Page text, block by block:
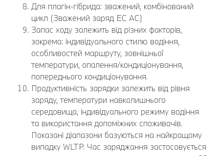
Для плагін-гібрида: зважений, комбінований
цикл (Зважений заряд EC AC)
Запас ходу залежить від різних факторів,
зокрема: індивідуального стилю водіння,
особливостей маршруту, зовнішньої
температури, опалення/кондиціонування,
попереднього кондиціонування.
Продуктивність зарядки залежить від рівня
заряду, температури навколишнього
середовища, індивідуального режиму водіння
та використання допоміжних споживачів.
Показані діапазони базуються на найкращому
випадку WLTP. Час заряджання застосовується